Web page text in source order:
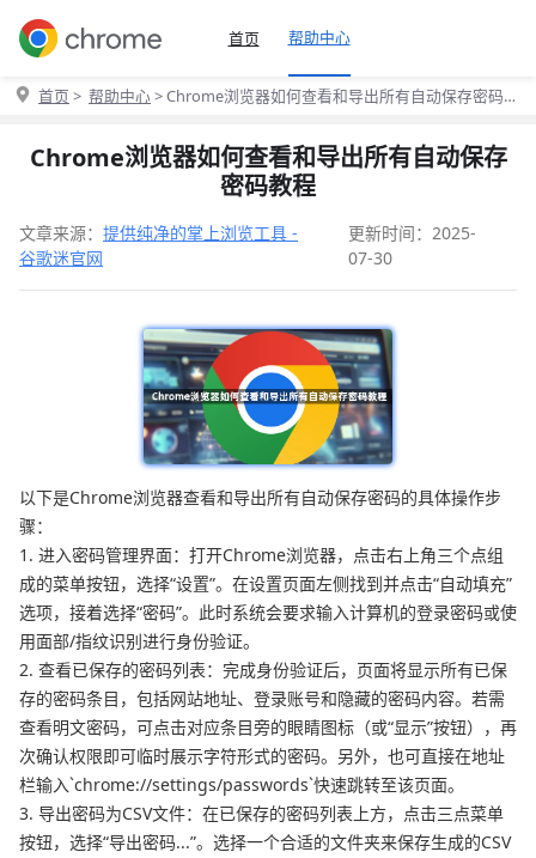
首页 帮助中心
首页 > 帮助中心> Chrome浏览器如何查看和导出所有自动保存密码
Chrome浏览器如何查看和导出所有自动保存
密码教程
文章来源： 提供纯净的掌上浏览工具 -
谷歌迷官网
更新时间：2025-
07-30
以下是Chrome浏览器查看和导出所有自动保存密码的具体操作步
骤：
1. 进入密码管理界面：打开Chrome浏览器，点击右上角三个点组
成的菜单按钮，选择“设置”。在设置页面左侧找到并点击“自动填充”
选项，接着选择“密码”。此时系统会要求输入计算机的登录密码或使
用面部/指纹识别进行身份验证。
2. 查看已保存的密码列表：完成身份验证后，页面将显示所有已保
存的密码条目，包括网站地址、登录账号和隐藏的密码内容。若需
查看明文密码，可点击对应条目旁的眼睛图标（或“显示”按钮），再
次确认权限即可临时展示字符形式的密码。另外，也可直接在地址
栏输入`chrome://settings/passwords`快速跳转至该页面。
3. 导出密码为CSV文件：在已保存的密码列表上方，点击三点菜单
按钮，选择“导出密码...”。选择一个合适的文件夹来保存生成的CSV